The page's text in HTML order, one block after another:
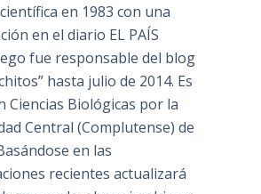
en 1983 con una
en el diario EL PAÍS
fue responsable del blog
hasta julio de 2014. Es
Ciencias Biológicas por la
Central (Complutense) de
en las
recientes actualizará